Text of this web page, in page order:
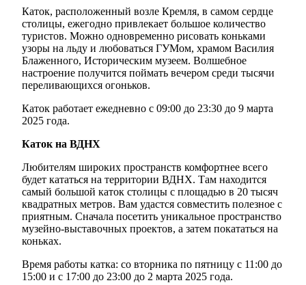
Каток, расположенный возле Кремля, в самом сердце
столицы, ежегодно привлекает большое количество
туристов. Можно одновременно рисовать коньками
узоры на льду и любоваться ГУМом, храмом Василия
Блаженного, Историческим музеем. Волшебное
настроение получится поймать вечером среди тысячи
переливающихся огоньков.
Каток работает ежедневно с 09:00 до 23:30 до 9 марта
2025 года.
Каток на ВДНХ
Любителям широких пространств комфортнее всего
будет кататься на территории ВДНХ. Там находится
самый большой каток столицы с площадью в 20 тысяч
квадратных метров. Вам удастся совместить полезное с
приятным. Сначала посетить уникальное пространство
музейно-выставочных проектов, а затем покататься на
коньках.
Время работы катка: со вторника по пятницу с 11:00 до
15:00 и с 17:00 до 23:00 до 2 марта 2025 года.